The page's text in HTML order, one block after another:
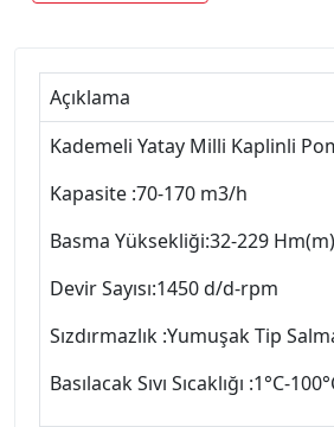
Açıklama
Kademeli Yatay Milli Kaplinli
Kapasite :70-170 m3/h
Basma Yüksekliği:32-229
Devir Sayısı:1450 d/d-rpm
Sızdırmazlık :Yumuşak Tip
Basılacak Sıvı Sıcaklığı :1°C-